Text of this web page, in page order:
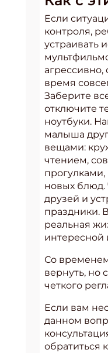
Если
контроля,
устраивать
агрессивно,
время
Заберите
отключите
ноутбуки.
малыша
вещами:
чтением,
новых блюд.
друзей и
праздники.
реальная
интересной
Со
вернуть, но
четкого
Если вам
данном
обратиться